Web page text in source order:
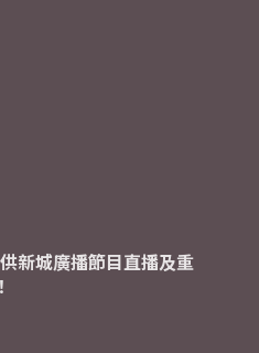
新城廣播節目直播及重